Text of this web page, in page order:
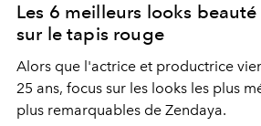
Les 6 meilleurs looks
sur le tapis rouge
Alors que l'actrice et productrice
25 ans, focus sur les looks les plus
plus remarquables de Zendaya.